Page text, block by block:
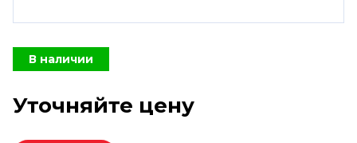
В наличии
Уточняйте цену